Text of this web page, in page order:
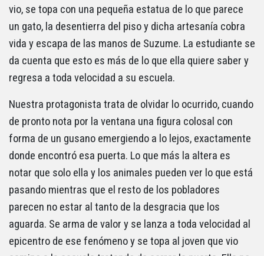
vio, se topa con una pequeña estatua de lo que parece
un gato, la desentierra del piso y dicha artesanía cobra
vida y escapa de las manos de Suzume. La estudiante se
da cuenta que esto es más de lo que ella quiere saber y
regresa a toda velocidad a su escuela.
Nuestra protagonista trata de olvidar lo ocurrido, cuando
de pronto nota por la ventana una figura colosal con
forma de un gusano emergiendo a lo lejos, exactamente
donde encontró esa puerta. Lo que más la altera es
notar que solo ella y los animales pueden ver lo que está
pasando mientras que el resto de los pobladores
parecen no estar al tanto de la desgracia que los
aguarda. Se arma de valor y se lanza a toda velocidad al
epicentro de ese fenómeno y se topa al joven que vio